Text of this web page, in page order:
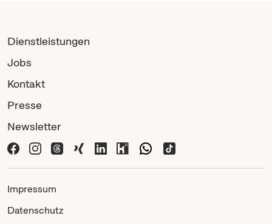
Dienstleistungen
Jobs
Kontakt
Presse
Newsletter
Impressum
Datenschutz